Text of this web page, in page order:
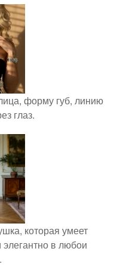
форму губ, линию
глаз.
которая умеет
элегантно в любои